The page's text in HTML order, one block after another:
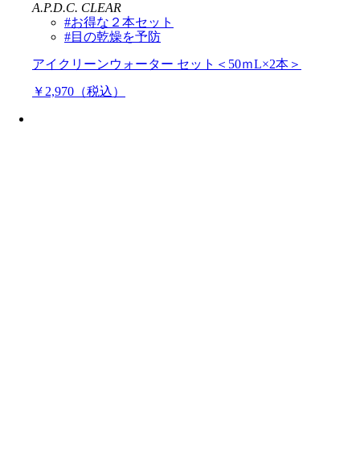
A.P.D.C. CLEAR
#お得な２本セット
#目の乾燥を予防
アイクリーンウォーター セット＜50ｍL×2本＞
￥2,970（税込）